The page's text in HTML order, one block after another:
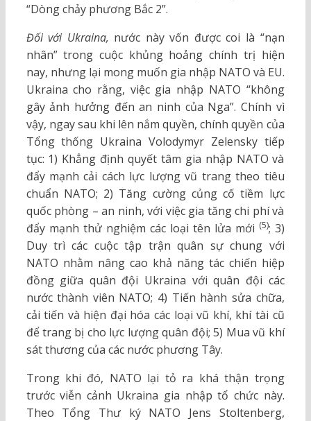
“Dòng chảy phương Bắc 2”.
Đối với Ukraina, nước này vốn được coi là “nạn
nhân” trong cuộc khủng hoảng chính trị hiện
nay, nhưng lại mong muốn gia nhập NATO và EU.
Ukraina cho rằng, việc gia nhập NATO “không
gây ảnh hưởng đến an ninh của Nga”. Chính vì
vậy, ngay sau khi lên nắm quyền, chính quyền của
Tổng thống Ukraina Volodymyr Zelensky tiếp
tục: 1) Khẳng định quyết tâm gia nhập NATO và
đẩy mạnh cải cách lực lượng vũ trang theo tiêu
chuẩn NATO; 2) Tăng cường củng cố tiềm lực
quốc phòng – an ninh, với việc gia tăng chi phí và
đẩy mạnh thử nghiệm các loại tên lửa mới (5); 3)
Duy trì các cuộc tập trận quân sự chung với
NATO nhằm nâng cao khả năng tác chiến hiệp
đồng giữa quân đội Ukraina với quân đội các
nước thành viên NATO; 4) Tiến hành sửa chữa,
cải tiến và hiện đại hóa các loại vũ khí, khí tài cũ
để trang bị cho lực lượng quân đội; 5) Mua vũ khí
sát thương của các nước phương Tây.
Trong khi đó, NATO lại tỏ ra khá thận trọng
trước viễn cảnh Ukraina gia nhập tổ chức này.
Theo Tổng Thư ký NATO Jens Stoltenberg,